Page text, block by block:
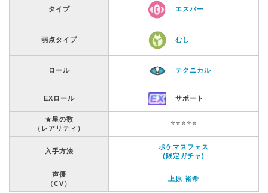
タイプ エスパー
弱点タイプ むし
ロール テクニカル
EXロール サポート
★星の数
（レアリティ）
⭐️⭐️⭐️⭐️⭐️
入手方法
ポケマスフェス
(限定ガチャ)
声優
（CV）
上原 裕希